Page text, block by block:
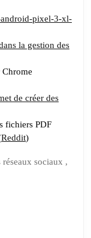
pixel-3-xl-
la gestion des
Chrome
de créer des
fichiers PDF
Reddit)
réseaux sociaux ,